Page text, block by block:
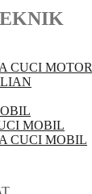
CUCI MOTOR
MOBIL
CUCI MOBIL